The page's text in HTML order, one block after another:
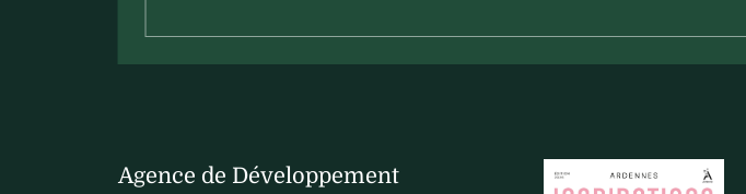
Agence de Développement